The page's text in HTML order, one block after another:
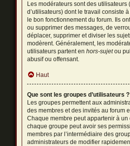
Les modérateurs sont des utilisateurs
d’utilisateurs) dont le travail consiste
le bon fonctionnement du forum. Ils
ou supprimer des messages, de
déplacer, supprimer et diviser les
modèrent. Généralement, les
utilisateurs partent enhors-sujetou
abusif ou offensant.
Haut
Que sont les groupes d’utilisateurs ?
Les groupes permettent aux
des membres et des invités au forum
Chaque membre peut appartenir à
chaque groupe peut avoir ses
membres par l’intermédiaire des
administrateurs de modifier